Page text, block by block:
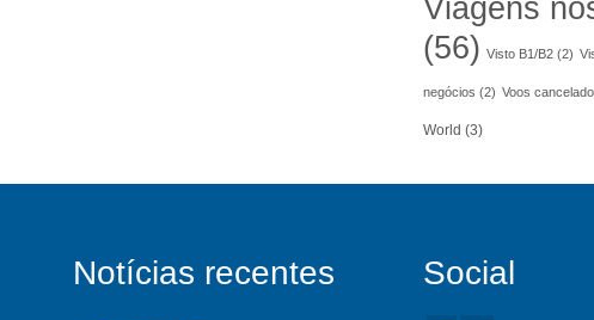
Viagens
(56) Visto B1/B2(2)
negócios (2) Voos
World (3)
Notícias recentes Social